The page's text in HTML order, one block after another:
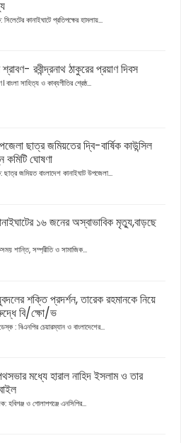
কানাইঘাটে প্রতিপক্ষের হামলায়...
রবীন্দ্রনাথ ঠাকুরের প্রয়াণ দিবস
সাহিত্য ও কাব্যগীতির শ্রেষ্ঠ...
ছাত্র জমিয়তের দ্বি-বার্ষিক কাউন্সিল
ঘোষণা
ছাত্র জমিয়ত বাংলাদেশ কানাইঘাট উপজেলা...
১৬ জনের অস্বাভাবিক মৃত্যু,বাড়ছে
শান্তি, সম্প্রীতি ও সামাজিক...
শক্তি প্রদর্শন, তারেক রহমানকে নিয়ে
বি/ক্ষো/ভ
: বিএনপির চেয়ারম্যান ও বাংলাদেশের...
মধ্যে হারাল নাহিদ ইসলাম ও তার
হবিগঞ্জ ও গোলাপগঞ্জে এনসিপির...